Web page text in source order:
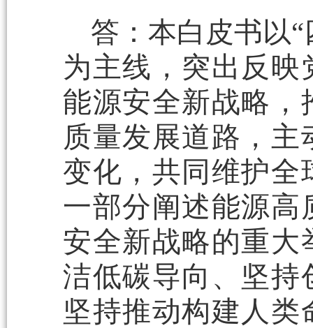
答：本白皮书以
为主线，突出反
能源安全新战略，
质量发展道路，
变化，共同维护全
一部分阐述能源
安全新战略的重大
洁低碳导向、坚持
坚持推动构建人